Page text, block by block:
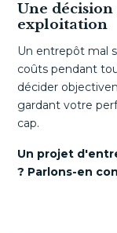
Une
exploitation
Un entrepôt mal
coûts pendant
décider
gardant votre
cap.
Un projet
? Parlons-en